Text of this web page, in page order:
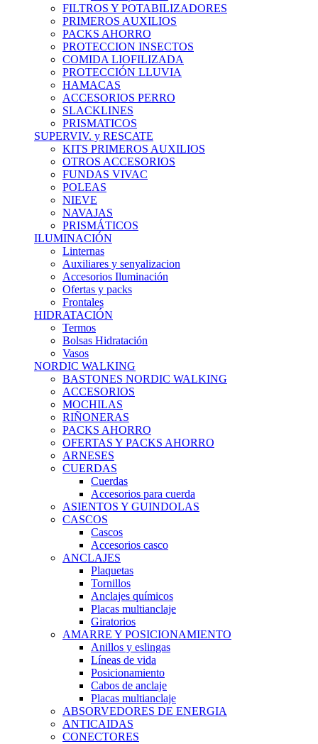
FILTROS Y POTABILIZADORES
PRIMEROS AUXILIOS
PACKS AHORRO
PROTECCION INSECTOS
COMIDA LIOFILIZADA
PROTECCIÓN LLUVIA
HAMACAS
ACCESORIOS PERRO
SLACKLINES
PRISMATICOS
SUPERVIV. y RESCATE
KITS PRIMEROS AUXILIOS
OTROS ACCESORIOS
FUNDAS VIVAC
POLEAS
NIEVE
NAVAJAS
PRISMÁTICOS
ILUMINACIÓN
Linternas
Auxiliares y senyalizacion
Accesorios Iluminación
Ofertas y packs
Frontales
HIDRATACIÓN
Termos
Bolsas Hidratación
Vasos
NORDIC WALKING
BASTONES NORDIC WALKING
ACCESORIOS
MOCHILAS
RIÑONERAS
PACKS AHORRO
OFERTAS Y PACKS AHORRO
ARNESES
CUERDAS
Cuerdas
Accesorios para cuerda
ASIENTOS Y GUINDOLAS
CASCOS
Cascos
Accesorios casco
ANCLAJES
Plaquetas
Tornillos
Anclajes químicos
Placas multianclaje
Giratorios
AMARRE Y POSICIONAMIENTO
Anillos y eslingas
Líneas de vida
Posicionamiento
Cabos de anclaje
Placas multianclaje
ABSORVEDORES DE ENERGIA
ANTICAIDAS
CONECTORES